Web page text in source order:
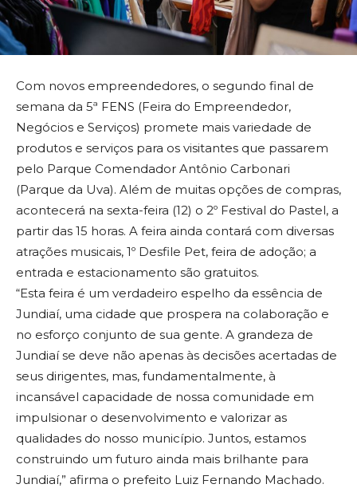
Com novos empreendedores, o segundo final de
semana da 5ª FENS (Feira do Empreendedor,
Negócios e Serviços) promete mais variedade de
produtos e serviços para os visitantes que passarem
pelo Parque Comendador Antônio Carbonari
(Parque da Uva). Além de muitas opções de compras,
acontecerá na sexta-feira (12) o 2º Festival do Pastel, a
partir das 15 horas. A feira ainda contará com diversas
atrações musicais, 1º Desfile Pet, feira de adoção; a
entrada e estacionamento são gratuitos.
“Esta feira é um verdadeiro espelho da essência de
Jundiaí, uma cidade que prospera na colaboração e
no esforço conjunto de sua gente. A grandeza de
Jundiaí se deve não apenas às decisões acertadas de
seus dirigentes, mas, fundamentalmente, à
incansável capacidade de nossa comunidade em
impulsionar o desenvolvimento e valorizar as
qualidades do nosso município. Juntos, estamos
construindo um futuro ainda mais brilhante para
Jundiaí,” afirma o prefeito Luiz Fernando Machado.